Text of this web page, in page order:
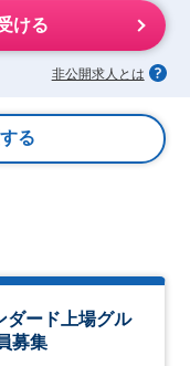
ける
非公開求人とは
る
ダード上場グル
募集